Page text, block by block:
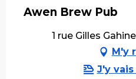
Awen Brew Pub
1 rue Gilles
M'y
J'y